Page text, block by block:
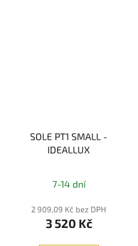
SOLE PT1 SMALL -
IDEALLUX
7-14 dní
2 909,09 Kč bez DPH
3 520 Kč